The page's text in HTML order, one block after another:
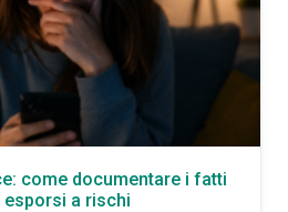
come documentare i fatti
esporsi a rischi